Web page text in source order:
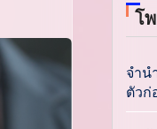
โ
จำน
ตัวก่